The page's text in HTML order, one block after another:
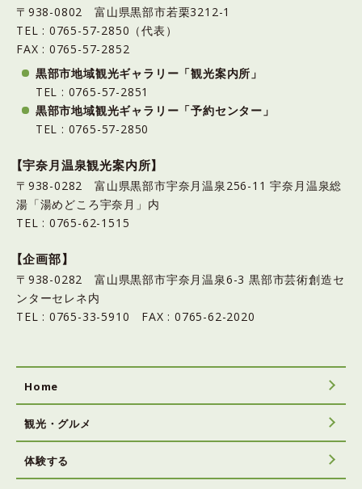
〒938-0802 富山県黒部市若栗3212-1
TEL : 0765-57-2850（代表）
FAX : 0765-57-2852
黒部市地域観光ギャラリー「観光案内所」
TEL : 0765-57-2851
黒部市地域観光ギャラリー「予約センター」
TEL : 0765-57-2850
【宇奈月温泉観光案内所】
〒938-0282 富山県黒部市宇奈月温泉256-11 宇奈月温泉総
湯「湯めどころ宇奈月」内
TEL : 0765-62-1515
【企画部】
〒938-0282 富山県黒部市宇奈月温泉6-3 黒部市芸術創造セ
ンターセレネ内
TEL : 0765-33-5910 FAX : 0765-62-2020
Home
観光・グルメ
体験する